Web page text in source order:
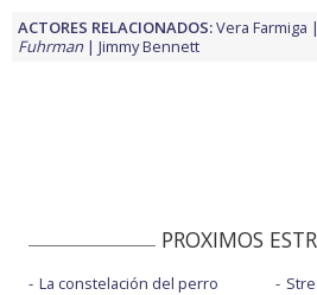
ACTORES RELACIONADOS:Vera Farmiga
Fuhrman
Jimmy Bennett
PROXIMOS
La constelación del perro